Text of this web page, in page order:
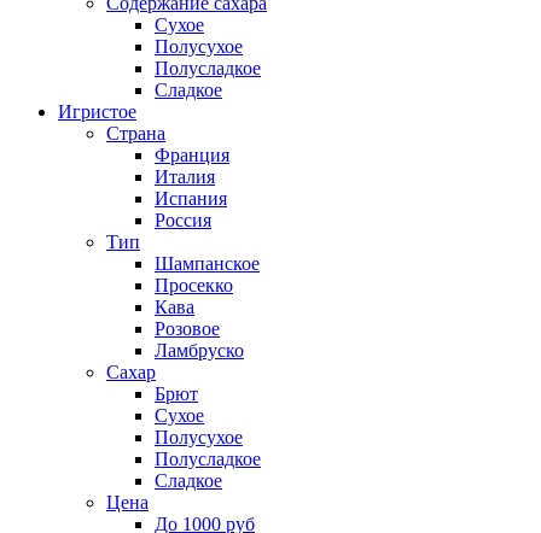
Сухое
Полусухое
Полусладкое
Сладкое
Игристое
Страна
Франция
Италия
Испания
Россия
Тип
Шампанское
Просекко
Кава
Розовое
Ламбруско
Сахар
Брют
Сухое
Полусухое
Полусладкое
Сладкое
Цена
До 1000 руб